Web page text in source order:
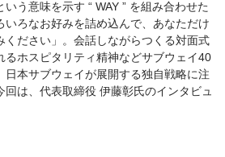
う意味を示す “ WAY ” を組み合わせた
いろなお好みを詰め込んで、あなただけ
ください」。会話しながらつくる対面式
るホスピタリティ精神などサブウェイ40
日本サブウェイが展開する独自戦略に注
回は、代表取締役 伊藤彰氏のインタビュ